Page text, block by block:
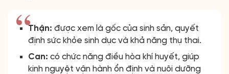
Thận: được xem là gốc của sinh sản, quyết
định sức khỏe sinh dục và khả năng thụ thai.
Can: có chức năng điều hòa khí huyết, giúp
kinh nguyệt vận hành ổn định và nuôi dưỡng